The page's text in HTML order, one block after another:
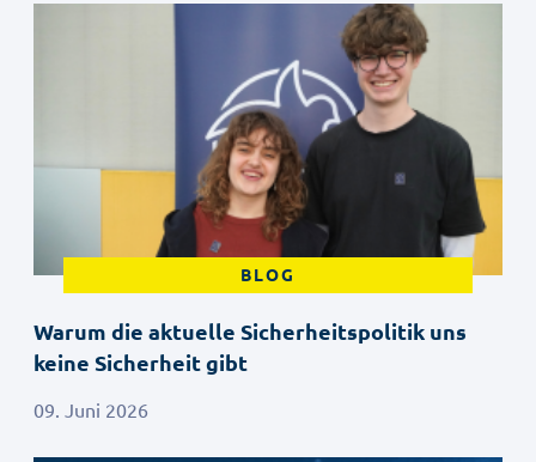
BLOG
Warum die aktuelle Sicherheitspolitik uns
keine Sicherheit gibt
09. Juni 2026